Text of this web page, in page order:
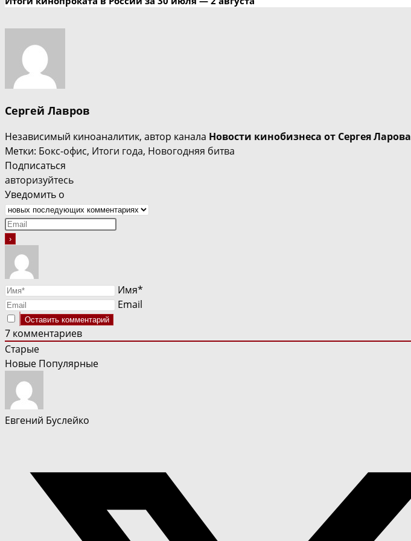
Сергей Лавров
Независимый киноаналитик, автор канала Новости кинобизнеса от Сергея Ларова
Метки: Бокс-офис, Итоги года, Новогодняя битва
Подписаться
авторизуйтесь
Уведомить о
Имя*
Email
7 комментариев
Старые
Новые Популярные
Евгений Буслейко